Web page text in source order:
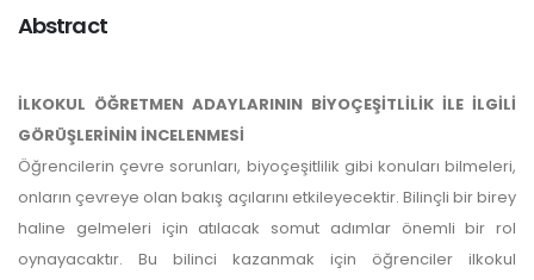
Abstract
İLKOKUL ÖĞRETMEN ADAYLARININ BİYOÇEŞİTLİLİK İLE İLGİLİ
GÖRÜŞLERİNİN İNCELENMESİ
Öğrencilerin çevre sorunları, biyoçeşitlilik gibi konuları bilmeleri,
onların çevreye olan bakış açılarını etkileyecektir. Bilinçli bir birey
haline gelmeleri için atılacak somut adımlar önemli bir rol
oynayacaktır. Bu bilinci kazanmak için öğrenciler ilkokul